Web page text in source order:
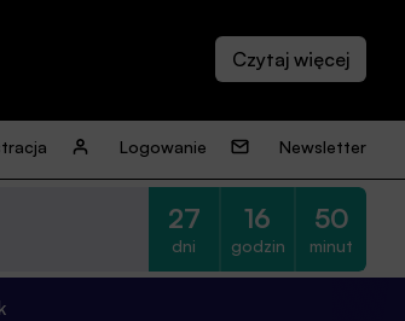
Logowanie Newsletter
27
dni
16
godzin
50
minut